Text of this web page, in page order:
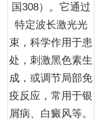
国308）。它通过
特定波长激光光
束，科学作用于患
处，刺激黑色素生
成，或调节局部免
疫反应，常用于银
屑病、白癜风等。